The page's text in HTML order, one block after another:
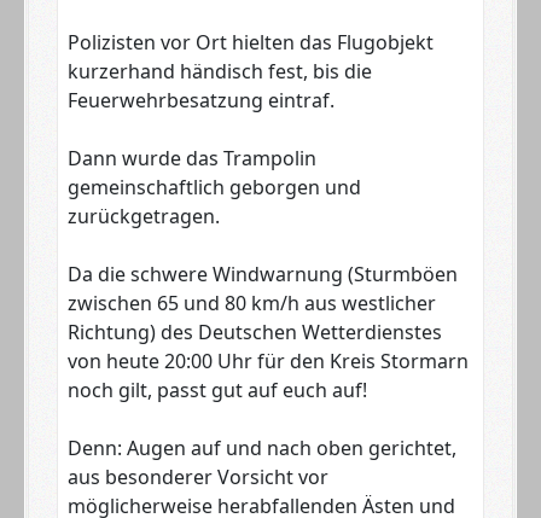
Polizisten vor Ort hielten das Flugobjekt
kurzerhand händisch fest, bis die
Feuerwehrbesatzung eintraf.
Dann wurde das Trampolin
gemeinschaftlich geborgen und
zurückgetragen.
Da die schwere Windwarnung (Sturmböen
zwischen 65 und 80 km/h aus westlicher
Richtung) des Deutschen Wetterdienstes
von heute 20:00 Uhr für den Kreis Stormarn
noch gilt, passt gut auf euch auf!
Denn: Augen auf und nach oben gerichtet,
aus besonderer Vorsicht vor
möglicherweise herabfallenden Ästen und